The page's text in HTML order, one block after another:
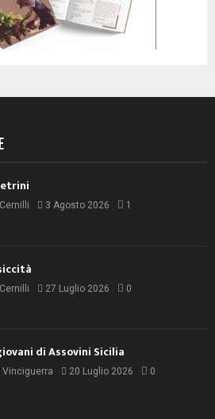
3 Agosto 2026 1
27 Luglio 2026 0
di Assovini Sicilia
Vinciguerra 20 Luglio 2026 0